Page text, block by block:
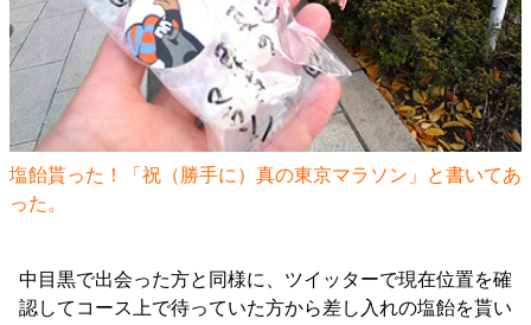
塩飴貰った！「祝（勝手に）真の東京マラソン」と書いてあ
った。
中目黒で出会った方と同様に、ツイッターで現在位置を確
認してコース上で待っていた方から差し入れの塩飴を貰い